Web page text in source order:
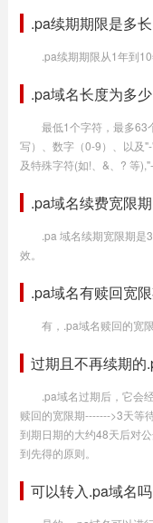
.pa续期期限是多长
.pa续期期限从1年到
.pa域名长度为多
最低1个字符，最多63
写）、数字（0-9）、以及
及特殊字符(如!、&、? 等
.pa域名续费宽限
.pa 域名续期宽限期
效。
.pa域名有赎回宽
有，.pa域名赎回的宽
过期且不再续期的
.pa域名过期后，它会
赎回的宽限期------->3天等
到期日期的大约48天后对
到先得的原则。
可以转入.pa域名